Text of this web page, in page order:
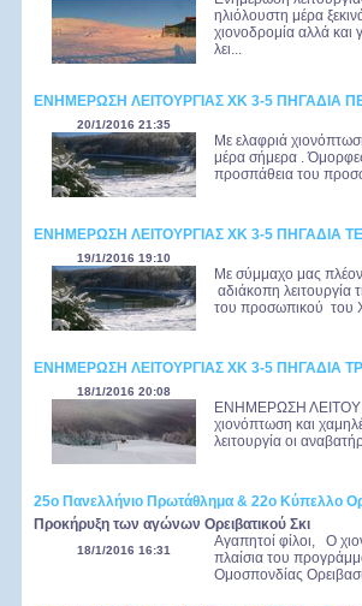
ηλιόλουστη μέρα
χιονοδρομία αλλά και
λει...
ΕΝΗΜΕΡΩΣΗ ΛΕΙΤΟΥΡΓΙΑΣ ΧΚ 3-5 ΠΗΓΑΔΙΑ
20/1/2016 21:35
Με ελαφριά
μέρα σήμερα .
προσπάθεια του
ΕΝΗΜΕΡΩΣΗ ΛΕΙΤΟΥΡΓΙΑΣ ΧΚ 3-5 ΠΗΓΑΔΙΑ
19/1/2016 19:10
Mε σύμμαχο μας
αδιάκοπη λειτουργία
του προσωπικού του
ΕΝΗΜΕΡΩΣΗ ΛΕΙΤΟΥΡΓΙΑΣ ΧΚ 3-5 ΠΗΓΑΔΙΑ
18/1/2016 20:08
ΕΝΗΜΕΡΩΣΗ
χιονόπτωση και
λειτουργία οι
25ο Πανελλήνιο Πρωτάθλημα & 22ο Κύπελλο
Προκήρυξη των αγώνων Ορειβατικού Σκι
18/1/2016 16:31
Αγαπητοί φίλοι, Ο
πλαίσια του
Ομοσπονδίας